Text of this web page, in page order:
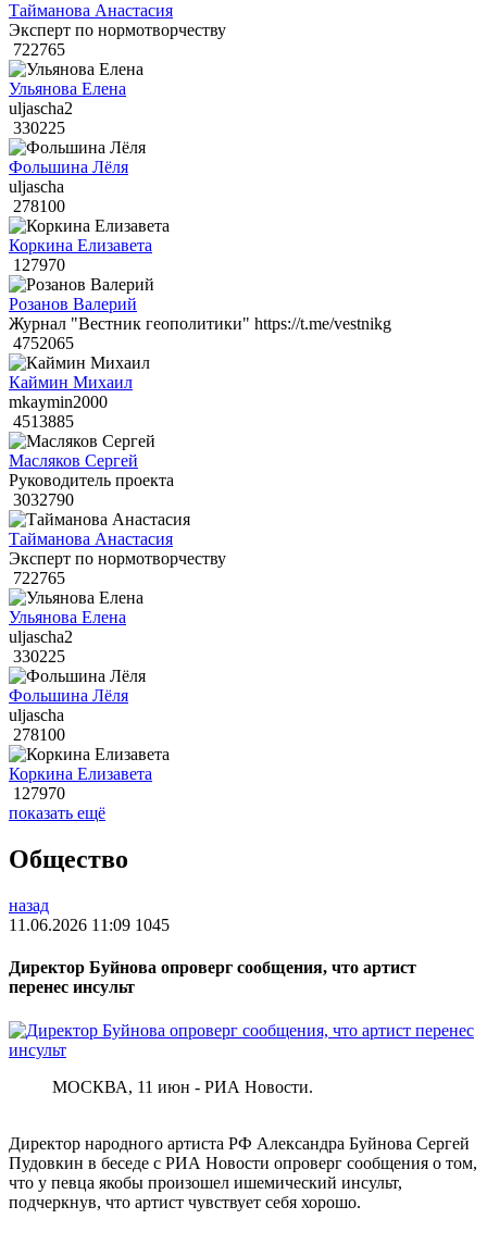
Тайманова Анастасия
Эксперт по нормотворчеству
722765
Ульянова Елена
uljascha2
330225
Фольшина Лёля
uljascha
278100
Коркина Елизавета
127970
Розанов Валерий
Журнал "Вестник геополитики" https://t.me/vestnikg
4752065
Каймин Михаил
mkaymin2000
4513885
Масляков Сергей
Руководитель проекта
3032790
Тайманова Анастасия
Эксперт по нормотворчеству
722765
Ульянова Елена
uljascha2
330225
Фольшина Лёля
uljascha
278100
Коркина Елизавета
127970
показать ещё
Общество
назад
11.06.2026 11:09 1045
Директор Буйнова опроверг сообщения, что артист
перенес инсульт
МОСКВА, 11 июн - РИА Новости.
Директор народного артиста РФ Александра Буйнова Сергей
Пудовкин в беседе с РИА Новости опроверг сообщения о том,
что у певца якобы произошел ишемический инсульт,
подчеркнув, что артист чувствует себя хорошо.